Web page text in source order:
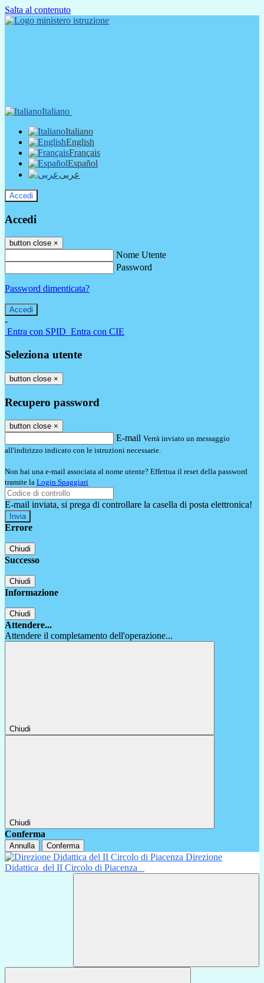
Salta al contenuto
Italiano
Italiano
English
Français
Español
عربى
Accedi
Accedi
button close ×
Nome Utente
Password
Password dimenticata?
-
Entra con SPID Entra con CIE
Seleziona utente
button close ×
Recupero password
button close ×
E-mail Verrà inviato un messaggio
all'indirizzo indicato con le istruzioni necessarie.
Non hai una e-mail associata al nome utente? Effettua il reset della password
tramite la Login Spaggiari
E-mail inviata, si prega di controllare la casella di posta elettronica!
Errore
Chiudi
Successo
Chiudi
Informazione
Chiudi
Attendere...
Attendere il completamento dell'operazione...
Chiudi
Chiudi
Conferma
Annulla Conferma
Direzione
Didattica del II Circolo di Piacenza